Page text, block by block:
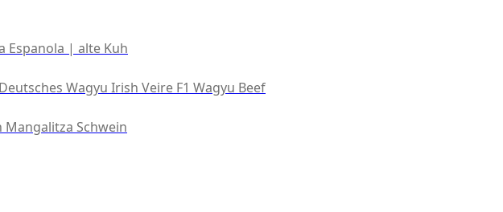
Espanola | alte Kuh
Deutsches Wagyu Irish Veire F1 Wagyu Beef
Mangalitza Schwein